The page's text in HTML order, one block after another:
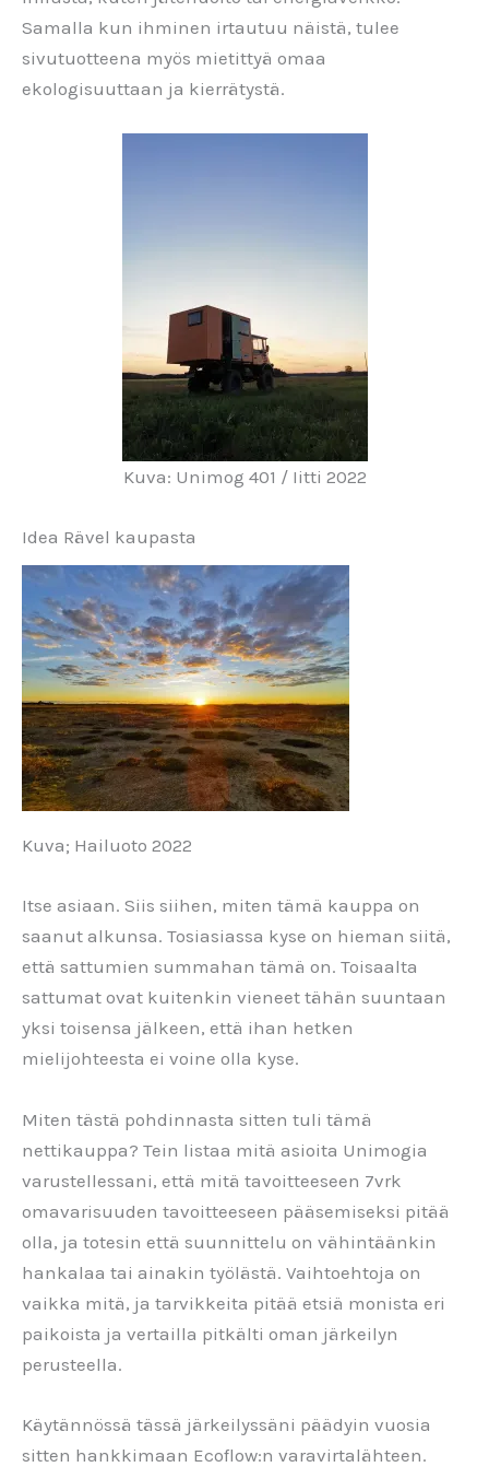
Samalla kun ihminen irtautuu näistä, tulee
sivutuotteena myös mietittyä omaa
ekologisuuttaan ja kierrätystä.
Kuva: Unimog 401 / Iitti 2022
Idea Rävel kaupasta
Kuva; Hailuoto 2022
Itse asiaan. Siis siihen, miten tämä kauppa on
saanut alkunsa. Tosiasiassa kyse on hieman siitä,
että sattumien summahan tämä on. Toisaalta
sattumat ovat kuitenkin vieneet tähän suuntaan
yksi toisensa jälkeen, että ihan hetken
mielijohteesta ei voine olla kyse.
Miten tästä pohdinnasta sitten tuli tämä
nettikauppa? Tein listaa mitä asioita Unimogia
varustellessani, että mitä tavoitteeseen 7vrk
omavarisuuden tavoitteeseen pääsemiseksi pitää
olla, ja totesin että suunnittelu on vähintäänkin
hankalaa tai ainakin työlästä. Vaihtoehtoja on
vaikka mitä, ja tarvikkeita pitää etsiä monista eri
paikoista ja vertailla pitkälti oman järkeilyn
perusteella.
Käytännössä tässä järkeilyssäni päädyin vuosia
sitten hankkimaan Ecoflow:n varavirtalähteen.